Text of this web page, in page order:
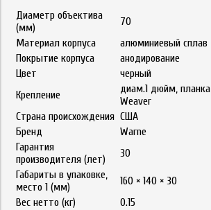
Диаметр объектива
(мм)
70
Материал корпуса
алюминиевый сплав
Покрытие корпуса
анодирование
Цвет
черный
Крепление
диам.1 дюйм, планка
Weaver
Страна происхождения США
Бренд
Warne
Гарантия
производителя (лет)
30
Габариты в упаковке,
место 1 (мм)
160 × 140 × 30
Вес нетто (кг)
0.15